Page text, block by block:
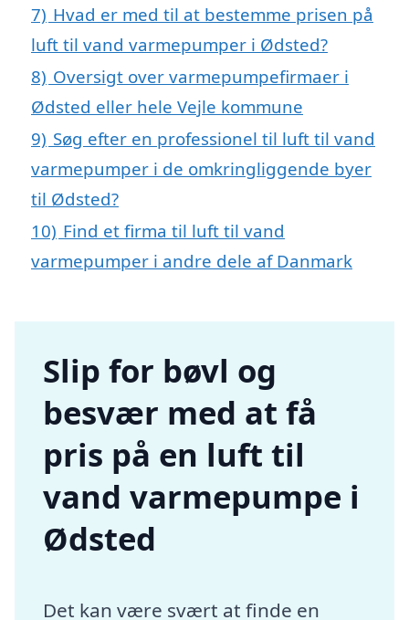
7) Hvad er med til at bestemme prisen på
luft til vand varmepumper i Ødsted?
8) Oversigt over varmepumpefirmaer i
Ødsted eller hele Vejle kommune
9) Søg efter en professionel til luft til vand
varmepumper i de omkringliggende byer
til Ødsted?
10) Find et firma til luft til vand
varmepumper i andre dele af Danmark
Slip for bøvl og
besvær med at få
pris på en luft til
vand varmepumpe i
Ødsted
Det kan være svært at finde en